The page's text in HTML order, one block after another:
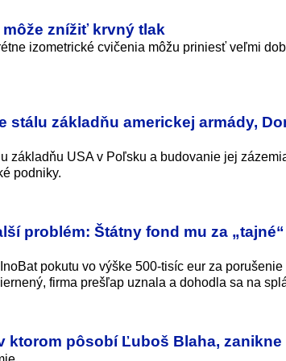
znížiť krvný tlak
izometrické cvičenia môžu priniesť veľmi
stálu základňu americkej armády,
základňu USA v Poľsku a budovanie jej
podniky.
problém: Štátny fond mu za
pokutu vo výške 500-tisíc eur za
firma prešľap uznala a dohodla sa na
ktorom pôsobí Ľuboš Blaha, zanikne